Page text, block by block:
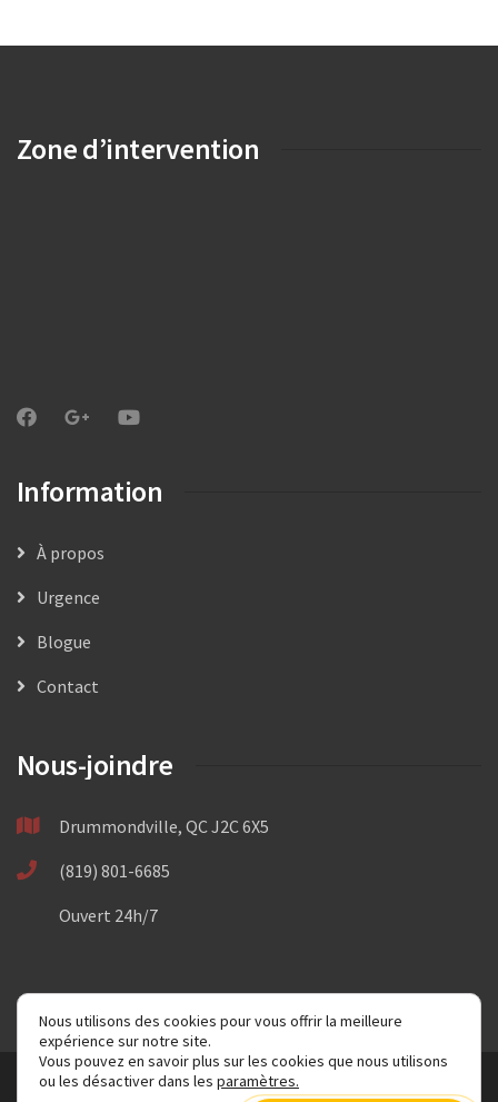
Zone d’intervention
Information
À propos
Urgence
Blogue
Contact
Nous-joindre
Drummondville, QC J2C 6X5
(819) 801-6685
Ouvert 24h/7
Nous utilisons des cookies pour vous offrir la meilleure
expérience sur notre site.
Vous pouvez en savoir plus sur les cookies que nous utilisons
ou les désactiver dans les paramètres.